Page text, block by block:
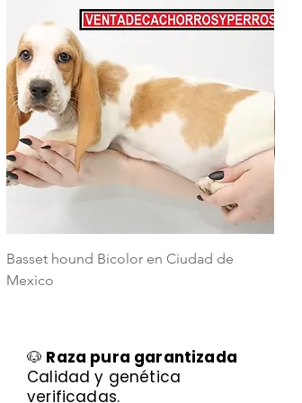
Basset hound Bicolor en Ciudad de
Mexico
🐶 Raza pura garantizada
Calidad y genética
verificadas.